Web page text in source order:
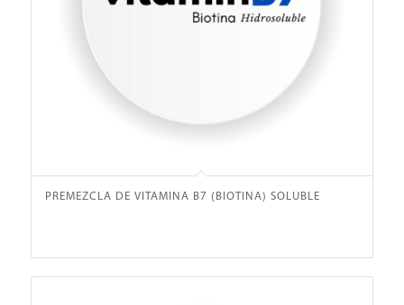
PREMEZCLA DE VITAMINA B7 (BIOTINA) SOLUBLE